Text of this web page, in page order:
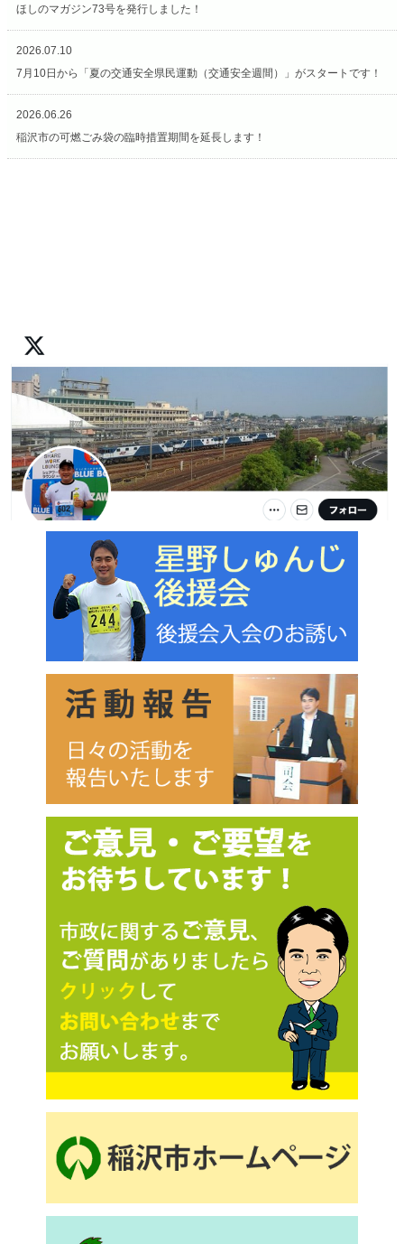
ほしのマガジン73号を発行しました！
2026.07.10
7月10日から「夏の交通安全県民運動（交通安全週間）」がスタートです！
2026.06.26
稲沢市の可燃ごみ袋の臨時措置期間を延長します！